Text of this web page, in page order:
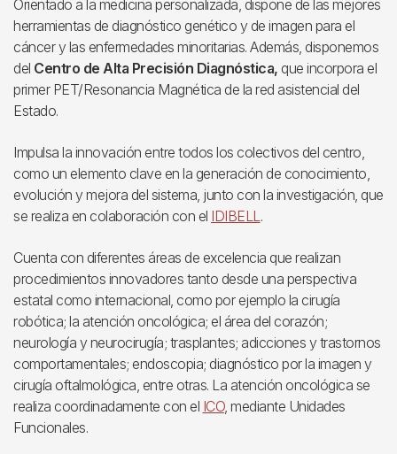
Orientado a la medicina personalizada, dispone de las mejores
herramientas de diagnóstico genético y de imagen para el
cáncer y las enfermedades minoritarias. Además, disponemos
del Centro de Alta Precisión Diagnóstica, que incorpora el
primer PET/Resonancia Magnética de la red asistencial del
Estado.
Impulsa la innovación entre todos los colectivos del centro,
como un elemento clave en la generación de conocimiento,
evolución y mejora del sistema, junto con la investigación, que
se realiza en colaboración con el IDIBELL.
Cuenta con diferentes áreas de excelencia que realizan
procedimientos innovadores tanto desde una perspectiva
estatal como internacional, como por ejemplo la cirugía
robótica; la atención oncológica; el área del corazón;
neurología y neurocirugía; trasplantes; adicciones y trastornos
comportamentales; endoscopia; diagnóstico por la imagen y
cirugía oftalmológica, entre otras. La atención oncológica se
realiza coordinadamente con el ICO, mediante Unidades
Funcionales.